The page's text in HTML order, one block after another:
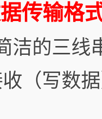
传输格
洁的三线
收（写数